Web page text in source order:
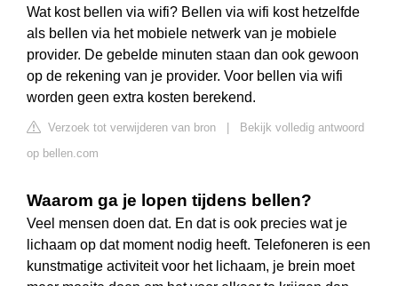
Wat kost bellen via wifi? Bellen via wifi kost hetzelfde
als bellen via het mobiele netwerk van je mobiele
provider. De gebelde minuten staan dan ook gewoon
op de rekening van je provider. Voor bellen via wifi
worden geen extra kosten berekend.
Verzoek tot verwijderen van bron
Bekijk volledig antwoord
op bellen.com
Waarom ga je lopen tijdens bellen?
Veel mensen doen dat. En dat is ook precies wat je
lichaam op dat moment nodig heeft. Telefoneren is een
kunstmatige activiteit voor het lichaam, je brein moet